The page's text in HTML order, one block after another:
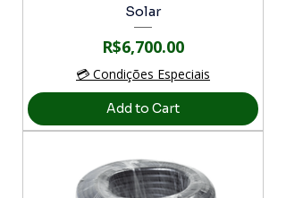
Solar
Price
R$6,700.00
💳 Condições Especiais
Add to Cart